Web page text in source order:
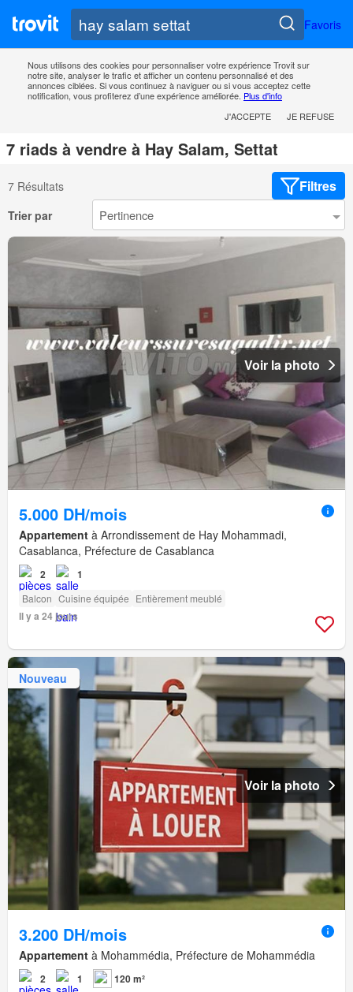
Favoris
Nous utilisons des cookies pour personnaliser votre expérience Trovit sur
notre site, analyser le trafic et afficher un contenu personnalisé et des
annonces ciblées. Si vous continuez à naviguer ou si vous acceptez cette
notification, vous profiterez d’une expérience améliorée. Plus d'info
J'ACCEPTE
JE REFUSE
7 riads à vendre à Hay Salam, Settat
7 Résultats Filtres
Trier par
Voir la photo
5.000 DH/mois
Appartement à Arrondissement de Hay Mohammadi,
Casablanca, Préfecture de Casablanca
2 1
Balcon Cuisine équipée Entièrement meublé
Il y a 24 jours
Nouveau
Voir la photo
3.200 DH/mois
Appartement à Mohammédia, Préfecture de Mohammédia
2 1
120 m²